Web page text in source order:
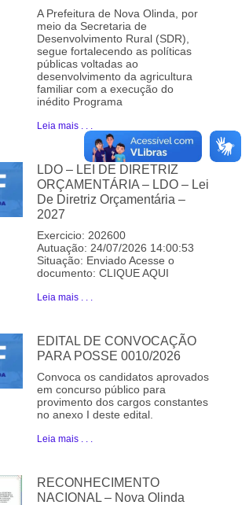
A Prefeitura de Nova Olinda, por
meio da Secretaria de
Desenvolvimento Rural (SDR),
segue fortalecendo as políticas
públicas voltadas ao
desenvolvimento da agricultura
familiar com a execução do
inédito Programa
Leia mais . . .
LDO – LEI DE DIRETRIZ
ORÇAMENTÁRIA – LDO – Lei
De Diretriz Orçamentária –
2027
Exercicio: 202600
Autuação: 24/07/2026 14:00:53
Situação: Enviado Acesse o
documento: CLIQUE AQUI
Leia mais . . .
EDITAL DE CONVOCAÇÃO
PARA POSSE 0010/2026
Convoca os candidatos aprovados
em concurso público para
provimento dos cargos constantes
no anexo I deste edital.
Leia mais . . .
RECONHECIMENTO
NACIONAL – Nova Olinda